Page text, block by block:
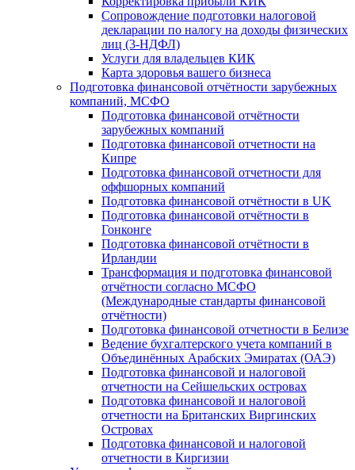
Сопровождение подготовки налоговой
декларации по налогу на доходы физических
лиц (3-НДФЛ)
Услуги для владельцев КИК
Карта здоровья вашего бизнеса
Подготовка финансовой отчётности зарубежных
компаний, МСФО
Подготовка финансовой отчётности
зарубежных компаний
Подготовка финансовой отчетности на
Кипре
Подготовка финансовой отчетности для
оффшорных компаний
Подготовка финансовой отчётности в UK
Подготовка финансовой отчётности в
Гонконге
Подготовка финансовой отчётности в
Ирландии
Трансформация и подготовка финансовой
отчётности согласно МСФО
(Международные стандарты финансовой
отчётности)
Подготовка финансовой отчетности в Белизе
Ведение бухгалтерского учета компаний в
Объединённых Арабских Эмиратах (ОАЭ)
Подготовка финансовой и налоговой
отчетности на Сейшельских островах
Подготовка финансовой и налоговой
отчетности на Британских Виргинских
Островах
Подготовка финансовой и налоговой
отчетности в Киргизии